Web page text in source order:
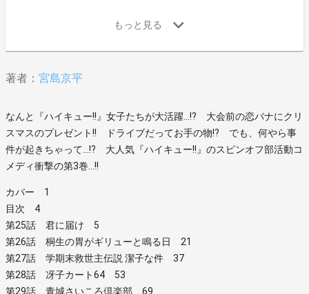
著者： 宮島京平
なんと『ハイキュー!!』女子たちが大活躍…!? 大会前の恋バナにクリ
スマスのプレゼント!! ドライブだってお手の物!? でも、何やら事
件が起きちゃって…!? 大人気『ハイキュー!!』のスピンオフ部活動コ
メディ衝撃の第3巻…!!
カバー 1
目次 4
第25話 君に届け 5
第26話 桐生の胃がギリューと鳴る日 21
第27話 学期末救世主伝説 潔子な件 37
第28話 冴子カート64 53
第29話 青城さいころ倶楽部 69